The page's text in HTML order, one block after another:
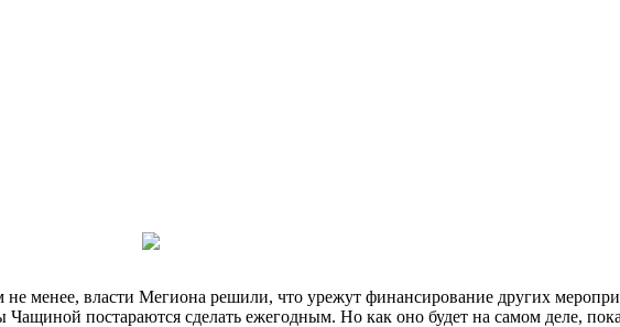
менее, власти Мегиона решили, что урежут финансирование других
постараются сделать ежегодным. Но как оно будет на самом деле,